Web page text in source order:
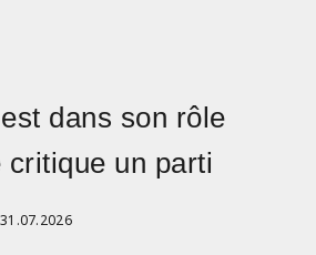
dans son rôle
critique un parti
31.07.2026